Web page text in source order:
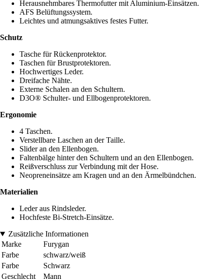
Herausnehmbares Thermofutter mit Aluminium-Einsätzen.
AFS Belüftungssystem.
Leichtes und atmungsaktives festes Futter.
Schutz
Tasche für Rückenprotektor.
Taschen für Brustprotektoren.
Hochwertiges Leder.
Dreifache Nähte.
Externe Schalen an den Schultern.
D3O® Schulter- und Ellbogenprotektoren.
Ergonomie
4 Taschen.
Verstellbare Laschen an der Taille.
Slider an den Ellenbogen.
Faltenbälge hinter den Schultern und an den Ellenbogen.
Reißverschluss zur Verbindung mit der Hose.
Neopreneinsätze am Kragen und an den Ärmelbündchen.
Materialien
Leder aus Rindsleder.
Hochfeste Bi-Stretch-Einsätze.
Zusätzliche Informationen
Marke
Furygan
Farbe
schwarz/weiß
Farbe
Schwarz
Geschlecht
Mann